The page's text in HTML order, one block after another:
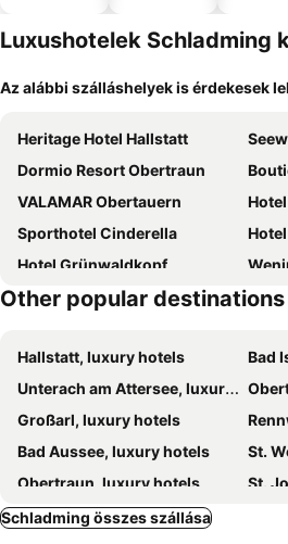
Luxushotelek Schladming
Az alábbi szálláshelyek is érdekesek
Heritage Hotel Hallstatt
Dormio Resort Obertraun
VALAMAR Obertauern
Sporthotel Cinderella
Hotel Grünwaldkopf
Kesselspitze Hotel & Chalet, Valamar Collection
Edelweiss Apartments
Piekvier lodge
Gut
Hotel Bischofsmütze
Hotel Montana
Hotel Schneider
Other popular
Hallstatt, luxury hotels
Bad
Unterach am Attersee, luxury hotels
Großarl, luxury hotels
Bad Aussee, luxury hotels
St.
Obertraun, luxury hotels
St.
Filzmoos, luxury hotels
Schladming összes szállása